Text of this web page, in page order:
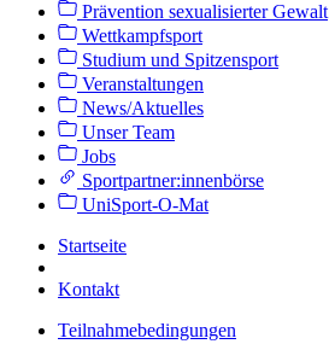
Prävention sexualisierter Gewalt
Wettkampfsport
Studium und Spitzensport
Veranstaltungen
News/Aktuelles
Unser Team
Jobs
Sportpartner:innenbörse
UniSport-O-Mat
Startseite
Kontakt
Teilnahmebedingungen